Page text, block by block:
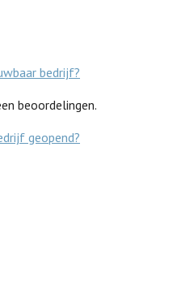
bedrijf?
beoordelingen.
geopend?